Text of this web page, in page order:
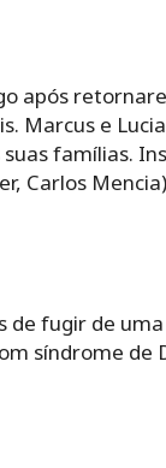
após
Marcus e Lucia
famílias.
Carlos
de fugir de uma
síndrome de